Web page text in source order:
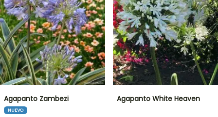
Agapanto Zambezi
NUEVO
Agapanto White Heaven